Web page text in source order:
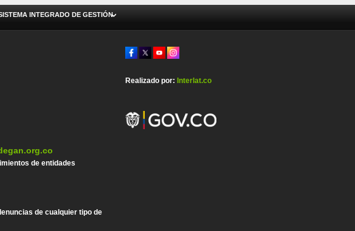
INTEGRADO DE GESTIÓN
de entidades
de cualquier tipo de
Realizado por:Interlat.co